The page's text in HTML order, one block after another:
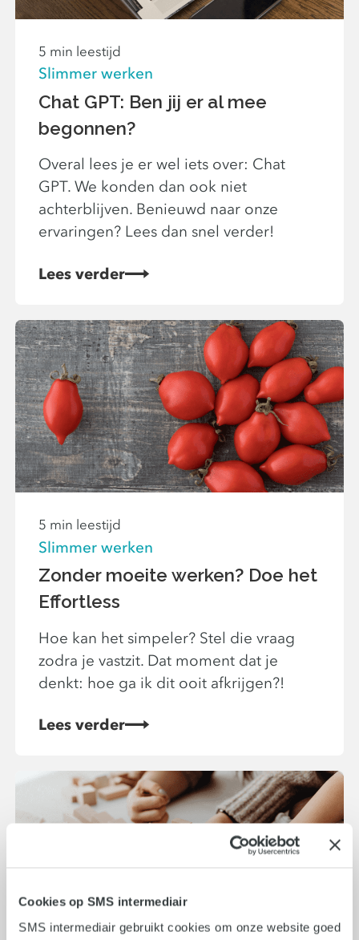
Cookies op SMS intermediair
SMS intermediair gebruikt cookies om onze website goed
5 min leestijd
Slimmer werken
Chat GPT: Ben jij er al mee
begonnen?
Overal lees je er wel iets over: Chat
GPT. We konden dan ook niet
achterblijven. Benieuwd naar onze
ervaringen? Lees dan snel verder!
Lees verder
5 min leestijd
Slimmer werken
Zonder moeite werken? Doe het
Effortless
Hoe kan het simpeler? Stel die vraag
zodra je vastzit. Dat moment dat je
denkt: hoe ga ik dit ooit afkrijgen?!
Lees verder